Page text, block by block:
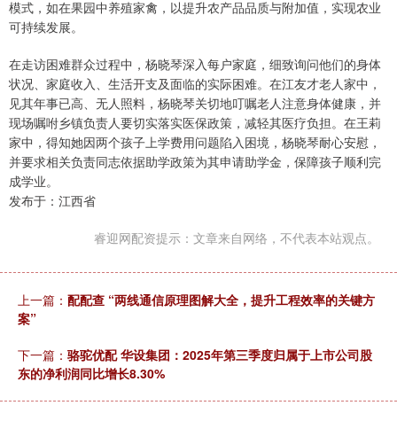
模式，如在果园中养殖家禽，以提升农产品品质与附加值，实现农业
可持续发展。
在走访困难群众过程中，杨晓琴深入每户家庭，细致询问他们的身体
状况、家庭收入、生活开支及面临的实际困难。在江友才老人家中，
见其年事已高、无人照料，杨晓琴关切地叮嘱老人注意身体健康，并
现场嘱咐乡镇负责人要切实落实医保政策，减轻其医疗负担。在王莉
家中，得知她因两个孩子上学费用问题陷入困境，杨晓琴耐心安慰，
并要求相关负责同志依据助学政策为其申请助学金，保障孩子顺利完
成学业。
发布于：江西省
睿迎网配资提示：文章来自网络，不代表本站观点。
上一篇： 配配查 “两线通信原理图解大全，提升工程效率的关键方
案”
下一篇： 骆驼优配 华设集团：2025年第三季度归属于上市公司股
东的净利润同比增长8.30%